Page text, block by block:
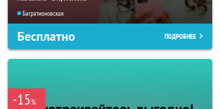
Багратионовская
Бесплатно ПОДРОБНЕЕ
-15%